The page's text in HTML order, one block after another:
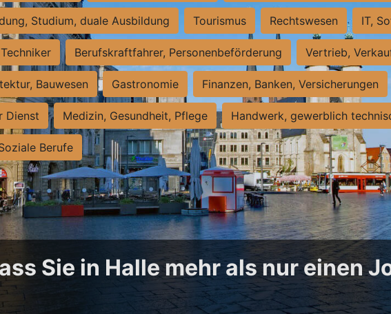
Studium, duale Ausbildung Tourismus Rechtswesen IT,
Berufskraftfahrer, Personenbeförderung Vertrieb,
Bauwesen Gastronomie Finanzen, Banken, Versicherungen
Dienst Medizin, Gesundheit, Pflege Handwerk, gewerblich
Berufe
Sie in Halle mehr als nur einen